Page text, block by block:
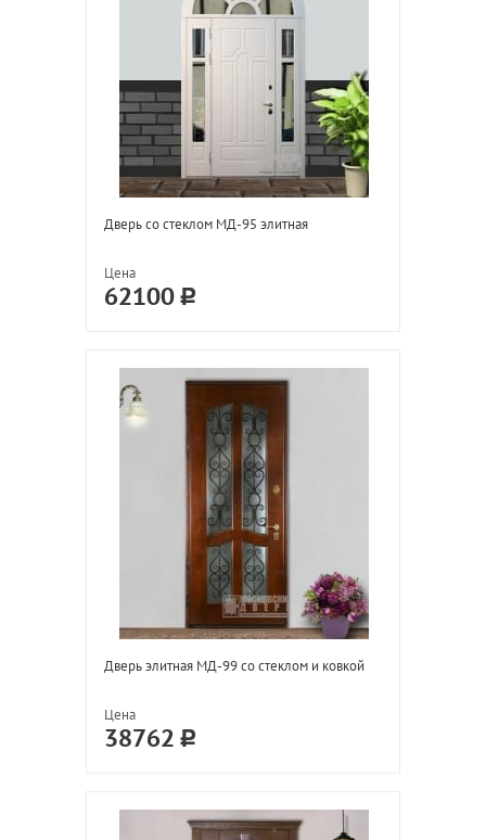
Дверь со стеклом МД-95 элитная
Цена
62100
Дверь элитная МД-99 со стеклом и ковкой
Цена
38762